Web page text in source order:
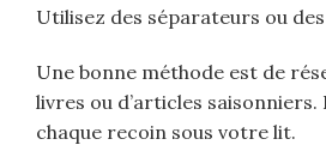
Utilisez des séparateurs ou
Une bonne méthode est de
livres ou d’articles
chaque recoin sous votre lit.